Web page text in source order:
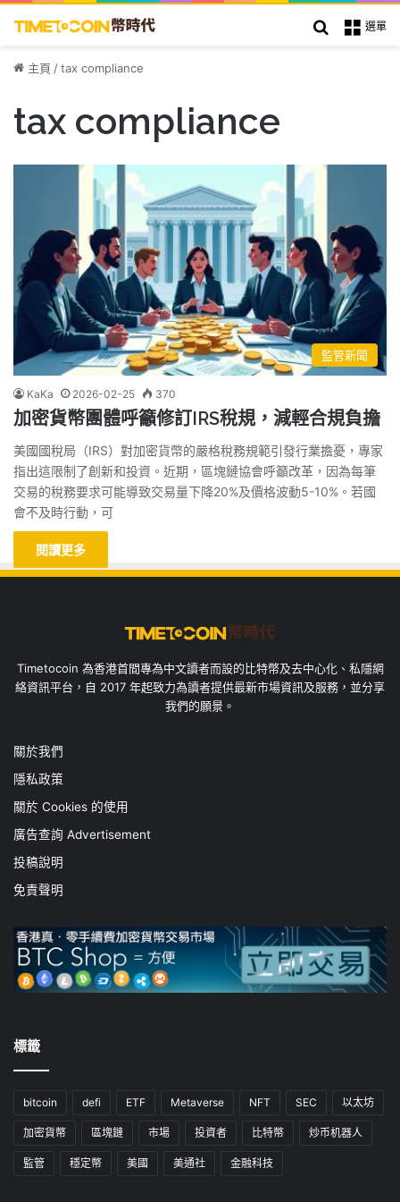
選單
搜索
主頁 /tax compliance
tax compliance
監管新聞
KaKa 2026-02-25 370
加密貨幣團體呼籲修訂IRS稅規，減輕合規負擔
美國國稅局（IRS）對加密貨幣的嚴格稅務規範引發行業擔憂，專家
指出這限制了創新和投資。近期，區塊鏈協會呼籲改革，因為每筆
交易的稅務要求可能導致交易量下降20%及價格波動5-10%。若國
會不及時行動，可
閱讀更多
Timetocoin 為香港首間專為中文讀者而設的比特幣及去中心化、私隱網
絡資訊平台，自 2017 年起致力為讀者提供最新市場資訊及服務，並分享
我們的願景。
關於我們
隱私政策
關於 Cookies 的使用
廣告查詢 Advertisement
投稿說明
免責聲明
標籤
bitcoin defi ETF Metaverse NFT SEC 以太坊
加密貨幣 區塊鏈 市場 投資者 比特幣 炒币机器人
監管 穩定幣 美國 美通社 金融科技